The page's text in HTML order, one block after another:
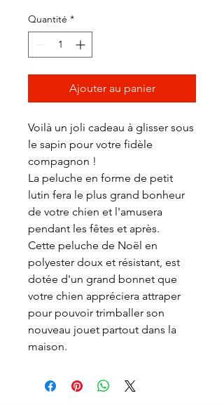
Quantité *
Ajouter au panier
Voilà un joli cadeau à glisser sous
le sapin pour votre fidèle
compagnon !
La peluche en forme de petit
lutin fera le plus grand bonheur
de votre chien et l'amusera
pendant les fêtes et après.
Cette peluche de Noël en
polyester doux et résistant, est
dotée d'un grand bonnet que
votre chien appréciera attraper
pour pouvoir trimballer son
nouveau jouet partout dans la
maison.